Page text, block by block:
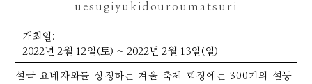
uesugiyukidouroumatsuri
개최일:
2022년 2월 12일(토) ~ 2022년 2월 13일(일)
설국 요네자와를 상징하는 겨울 축제 회장에는 300기의 설등